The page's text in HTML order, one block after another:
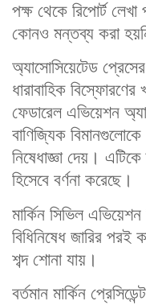
পক্ষ থেকে রিপোর্ট
কোনও মন্তব্য করা
অ্যাসোসিয়েটেড
ধারাবাহিক
ফেডারেল এভিয়েশন
বাণিজ্যিক
নিষেধাজ্ঞা দেয়।
হিসেবে বর্ণনা করেছে।
মার্কিন সিভিল
বিধিনিষেধ জারির পরই
শব্দ শোনা যায়।
বর্তমান মার্কিন